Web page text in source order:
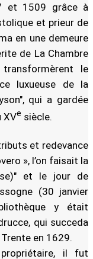
et 1509 grâce à
et prieur de
en une demeure
de La Chambre
le
luxueuse de la
qui a gardée
XVe siècle.
et redevance
», l’on faisait la
et le jour de
(30 janvier
y était
qui succeda
en 1629.
il fut